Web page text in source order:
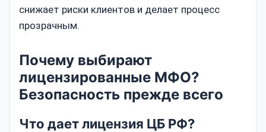
снижает риски клиентов и делает процесс
прозрачным.
Почему выбирают
лицензированные МФО?
Безопасность прежде всего
Что дает лицензия ЦБ РФ?